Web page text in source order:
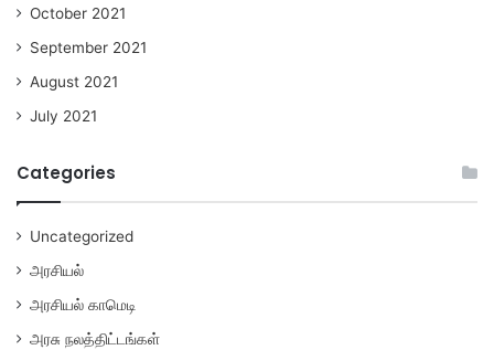
October 2021
September 2021
August 2021
July 2021
Categories
Uncategorized
அரசியல்
அரசியல் காமெடி
அரசு நலத்திட்டங்கள்